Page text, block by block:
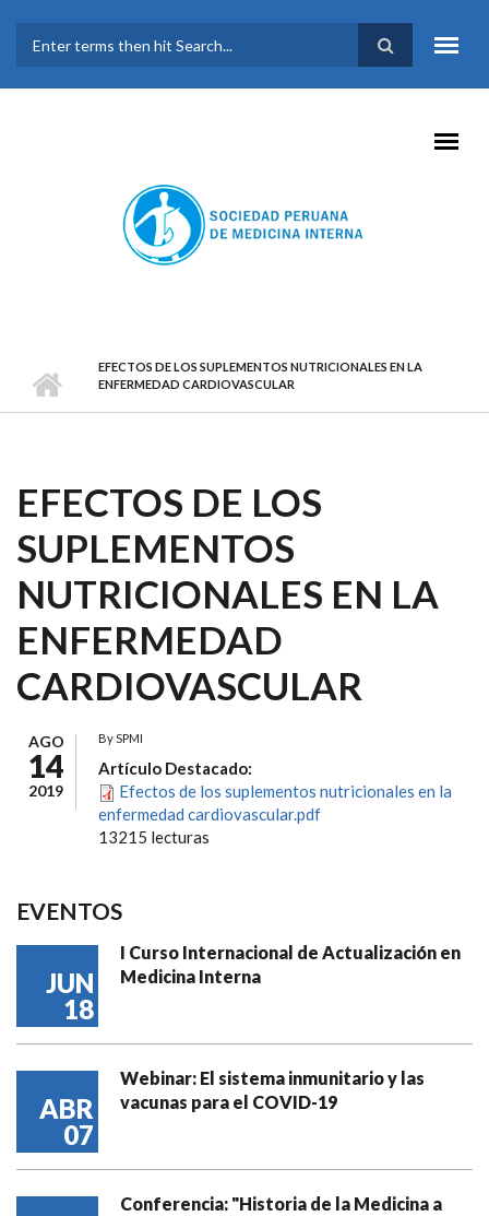
FORMULARIO DE
BÚSQUEDA
EFECTOS DE LOS SUPLEMENTOS NUTRICIONALES EN LA
ENFERMEDAD CARDIOVASCULAR
EFECTOS DE LOS
SUPLEMENTOS
NUTRICIONALES EN LA
ENFERMEDAD
CARDIOVASCULAR
AGO
14
2019
BySPMI
Artículo Destacado:
Efectos de los suplementos nutricionales en la
enfermedad cardiovascular.pdf
13215 lecturas
EVENTOS
JUN
18
I Curso Internacional de Actualización en
Medicina Interna
ABR
07
Webinar: El sistema inmunitario y las
vacunas para el COVID-19
Conferencia: "Historia de la Medicina a